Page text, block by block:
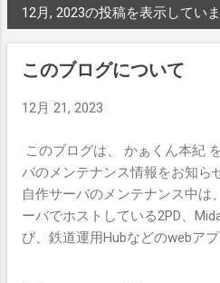
投
12月, 2023の投稿を表示してい
このブログについて
12月 21, 2023
このブログは、 かぁくん本紀
バのメンテナンス情報をお知ら
自作サーバのメンテナンス中は
ーバでホストしている2PD、
び、鉄道運用Hubなどのwebア